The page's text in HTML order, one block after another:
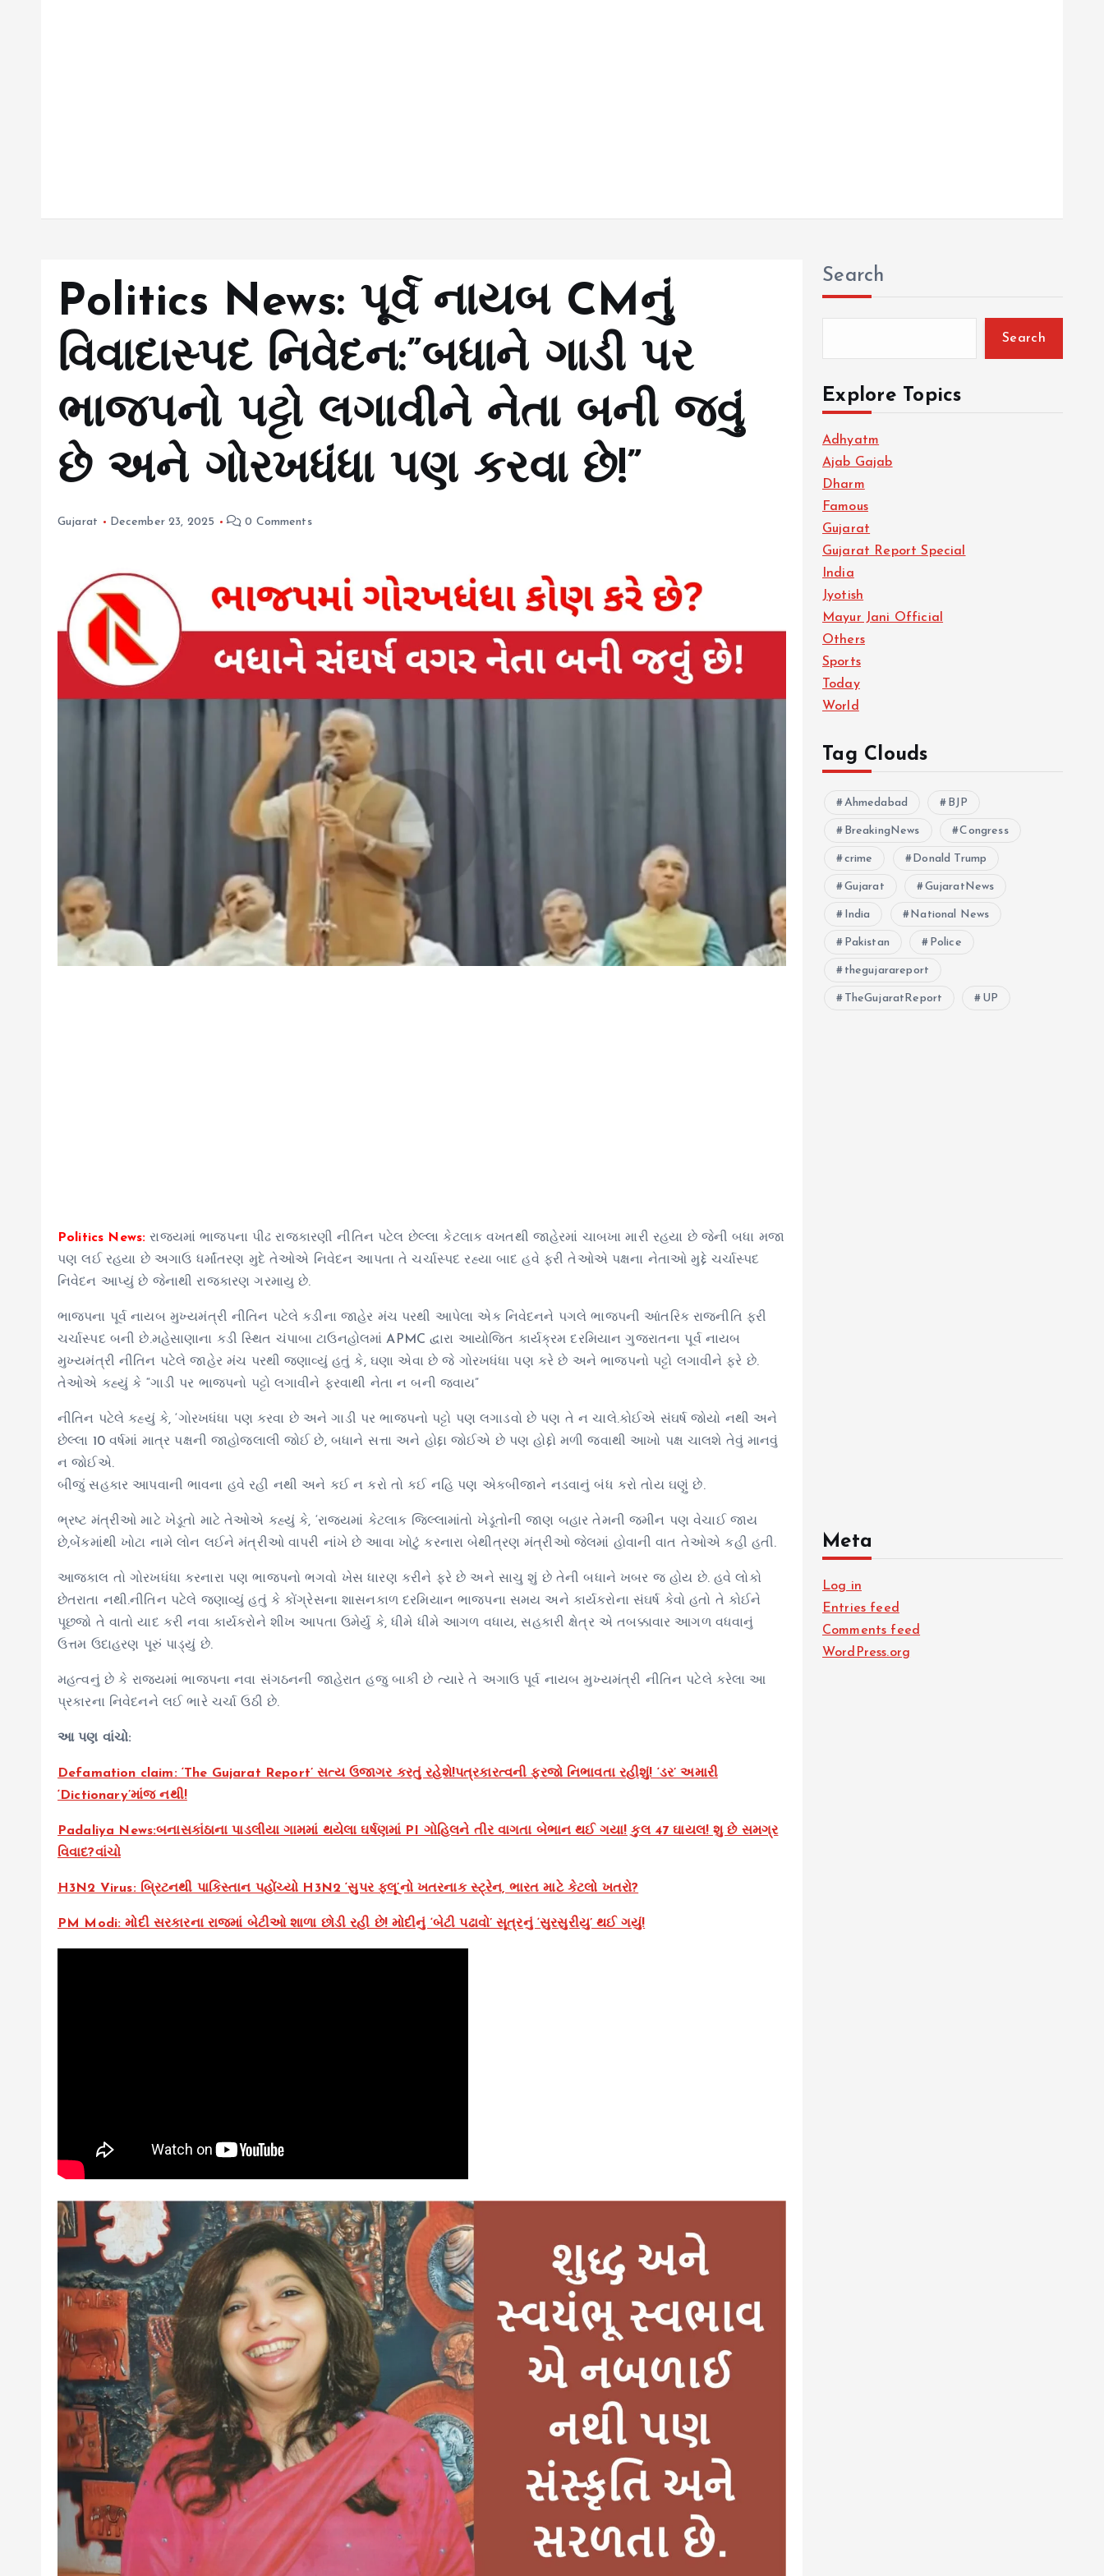
Politics News: પૂર્વ નાયબ CMનું
વિવાદાસ્પદ નિવેદન:”બધાને ગાડી પર
ભાજપનો પટ્ટો લગાવીને નેતા બની જવું
છે અને ગોરખધંધા પણ કરવા છે!”
Gujarat December 23, 2025 0 Comments
Politics News: રાજ્યમાં ભાજપના પીઢ રાજકારણી નીતિન પટેલ છેલ્લા કેટલાક વખતથી જાહેરમાં ચાબખા મારી રહયા છે જેની બધા મજા
પણ લઈ રહયા છે અગાઉ ધર્માંતરણ મુદે તેઓએ નિવેદન આપતા તે ચર્ચાસ્પદ રહ્યા બાદ હવે ફરી તેઓએ પક્ષના નેતાઓ મુદ્દે ચર્ચાસ્પદ
નિવેદન આપ્યું છે જેનાથી રાજકારણ ગરમાયુ છે.
ભાજપના પૂર્વ નાયબ મુખ્યમંત્રી નીતિન પટેલે કડીના જાહેર મંચ પરથી આપેલા એક નિવેદનને પગલે ભાજપની આંતરિક રાજનીતિ ફરી
ચર્ચાસ્પદ બની છે.મહેસાણાના કડી સ્થિત ચંપાબા ટાઉનહોલમાં APMC દ્વારા આયોજિત કાર્યક્રમ દરમિયાન ગુજરાતના પૂર્વ નાયબ
મુખ્યમંત્રી નીતિન પટેલે જાહેર મંચ પરથી જણાવ્યું હતું કે, ઘણા એવા છે જે ગોરખધંધા પણ કરે છે અને ભાજપનો પટ્ટો લગાવીને ફરે છે.
તેઓએ કહ્યું કે “ગાડી પર ભાજપનો પટ્ટો લગાવીને ફરવાથી નેતા ન બની જવાય”
નીતિન પટેલે કહ્યું કે, ‘ગોરખધંધા પણ કરવા છે અને ગાડી પર ભાજપનો પટ્ટો પણ લગાડવો છે પણ તે ન ચાલે.કોઈએ સંઘર્ષ જોયો નથી અને
છેલ્લા 10 વર્ષમાં માત્ર પક્ષની જાહોજલાલી જોઈ છે, બધાને સત્તા અને હોદ્દા જોઈએ છે પણ હોદ્દો મળી જવાથી આખો પક્ષ ચાલશે તેવું માનવું
ન જોઈએ.
બીજું સહકાર આપવાની ભાવના હવે રહી નથી અને કઈ ન કરો તો કઈ નહિ પણ એકબીજાને નડવાનું બંધ કરો તોય ઘણું છે.
ભ્રષ્ટ મંત્રીઓ માટે ખેડૂતો માટે તેઓએ કહ્યું કે, ‘રાજ્યમાં કેટલાક જિલ્લામાંતો ખેડૂતોની જાણ બહાર તેમની જમીન પણ વેચાઈ જાય
છે,બેંકમાંથી ખોટા નામે લોન લઈને મંત્રીઓ વાપરી નાંખે છે આવા ખોટું કરનારા બેથીત્રણ મંત્રીઓ જેલમાં હોવાની વાત તેઓએ કહી હતી.
આજકાલ તો ગોરખધંધા કરનારા પણ ભાજપનો ભગવો ખેસ ધારણ કરીને ફરે છે અને સાચુ શું છે તેની બધાને ખબર જ હોય છે. હવે લોકો
છેતરાતા નથી.નીતિન પટેલે જણાવ્યું હતું કે કોંગ્રેસના શાસનકાળ દરમિયાન ભાજપના સમય અને કાર્યકરોના સંઘર્ષ કેવો હતો તે કોઈને
પૂછજો તે વાતો યાદ કરી નવા કાર્યકરોને શીખ આપતા ઉમેર્યુ કે, ધીમે ધીમે આગળ વધાય, સહકારી ક્ષેત્ર એ તબક્કાવાર આગળ વધવાનું
ઉત્તમ ઉદાહરણ પૂરું પાડ્યું છે.
મહત્વનું છે કે રાજ્યમાં ભાજપના નવા સંગઠનની જાહેરાત હજુ બાકી છે ત્યારે તે અગાઉ પૂર્વ નાયબ મુખ્યમંત્રી નીતિન પટેલે કરેલા આ
પ્રકારના નિવેદનને લઈ ભારે ચર્ચા ઉઠી છે.
આ પણ વાંચો:
Defamation claim: ‘The Gujarat Report’ સત્ય ઉજાગર કરતું રહેશે!પત્રકારત્વની ફરજો નિભાવતા રહીશું! ‘ડર’ અમારી
‘Dictionary’માંજ નથી!
Padaliya News:બનાસકાંઠાના પાડલીયા ગામમાં થયેલા ઘર્ષણમાં PI ગોહિલને તીર વાગતા બેભાન થઈ ગયા! કુલ 47 ઘાયલ! શુ છે સમગ્ર
વિવાદ?વાંચો
H3N2 Virus: બ્રિટનથી પાકિસ્તાન પહોંચ્યો H3N2 ‘સુપર ફ્લૂ’નો ખતરનાક સ્ટ્રેન, ભારત માટે કેટલો ખતરો?
PM Modi: મોદી સરકારના રાજમાં બેટીઓ શાળા છોડી રહી છે! મોદીનું ‘બેટી પઢાવો’ સૂત્રનું ‘સુરસુરીયુ’ થઈ ગયું!
Search
Search
Explore Topics
Adhyatm
Ajab Gajab
Dharm
Famous
Gujarat
Gujarat Report Special
India
Jyotish
Mayur Jani Official
Others
Sports
Today
World
Tag Clouds
Ahmedabad BJP
BreakingNews Congress
crime Donald Trump
Gujarat GujaratNews
India National News
Pakistan Police
thegujarareport
TheGujaratReport UP
Meta
Log in
Entries feed
Comments feed
WordPress.org